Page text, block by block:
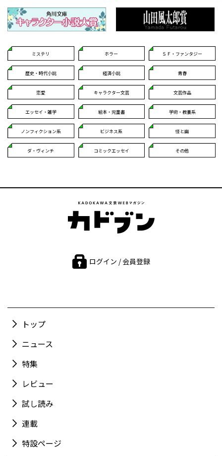
ミステリ ホラー ＳＦ・ファンタジー
歴史・時代小説 経済小説 青春
恋愛 キャラクター文芸 文芸作品
エッセイ・雑学 絵本・児童書 学術・教養系
ノンフィクション系 ビジネス系 怪と幽
ダ・ヴィンチ コミックエッセイ その他
ログイン / 会員登録
トップ
ニュース
特集
レビュー
試し読み
連載
特設ページ